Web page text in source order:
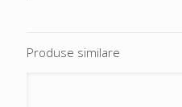
Produse similare